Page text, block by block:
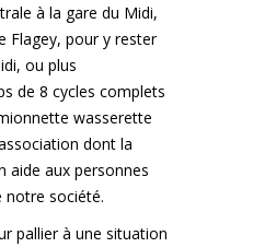
à la gare du Midi,
Flagey, pour y rester
ou plus
de 8 cycles complets
wasserette
dont la
aide aux personnes
notre société.
pallier à une situation